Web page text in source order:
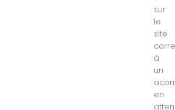
sur
le
site
à
un
en